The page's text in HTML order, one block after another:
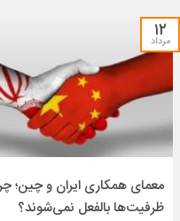
۱۲
مرداد
معمای همکاری ایران و چین؛
ظرفیت‌ها بالفعل نمی‌شوند؟